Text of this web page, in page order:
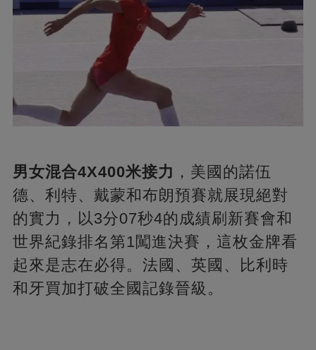
男女混合4X400米接力 ，美國的諾伍
德、利特、戴蒙和布朗預賽就展現絕對
的實力，以3分07秒4的成績刷新賽會和
世界紀錄排名第1闖進決賽，這枚金牌看
起來是志在必得。法國、英國、比利時
和牙買加打破全國記錄晉級。